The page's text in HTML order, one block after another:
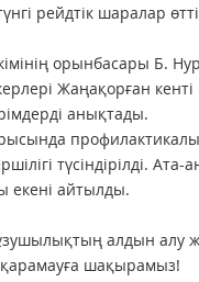
рейдтік шаралар
орынбасары Б.
Жаңақорған
анықтады.
түсіндірілді.
екені айтылды.
алдын алу
шақырамыз!